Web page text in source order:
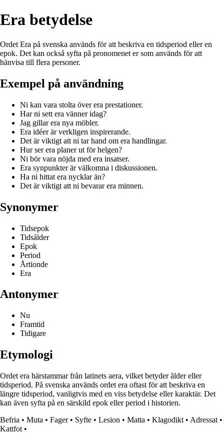
Era betydelse
Ordet Era på svenska används för att beskriva en tidsperiod eller en
epok. Det kan också syfta på pronomenet er som används för att
hänvisa till flera personer.
Exempel på användning
Ni kan vara stolta över era prestationer.
Har ni sett era vänner idag?
Jag gillar era nya möbler.
Era idéer är verkligen inspirerande.
Det är viktigt att ni tar hand om era handlingar.
Hur ser era planer ut för helgen?
Ni bör vara nöjda med era insatser.
Era synpunkter är välkomna i diskussionen.
Ha ni hittat era nycklar än?
Det är viktigt att ni bevarar era minnen.
Synonymer
Tidsepok
Tidsålder
Epok
Period
Årtionde
Era
Antonymer
Nu
Framtid
Tidigare
Etymologi
Ordet era härstammar från latinets aera, vilket betyder ålder eller
tidsperiod. På svenska används ordet era oftast för att beskriva en
längre tidsperiod, vanligtvis med en viss betydelse eller karaktär. Det
kan även syfta på en särskild epok eller period i historien.
Befria • Muta • Fager• Syfte • Lesion • Matta • Klagodikt • Adressat •
Kattfot •